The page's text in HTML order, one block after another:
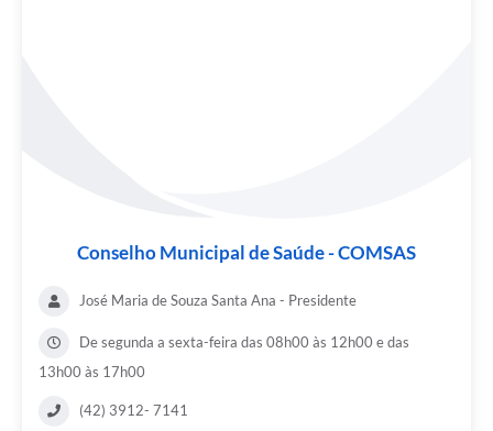
Conselho Municipal de Saúde - COMSAS
José Maria de Souza Santa Ana - Presidente
De segunda a sexta-feira das 08h00 às 12h00 e das
13h00 às 17h00
(42) 3912- 7141